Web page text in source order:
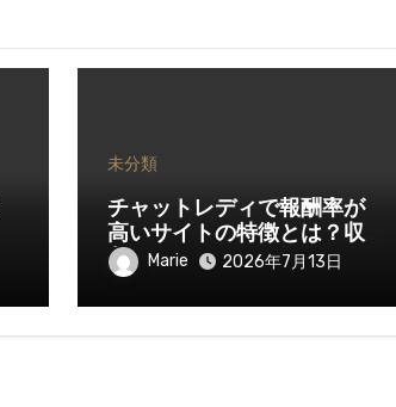
未分類
チャットレディで報酬率が
高いサイトの特徴とは？収
入を伸ばすために知ってお
きたいポイント
Marie 2026年7月13日